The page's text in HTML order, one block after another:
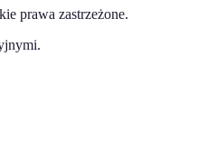
prawa zastrzeżone.